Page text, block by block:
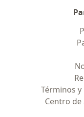
Términos
Centro de